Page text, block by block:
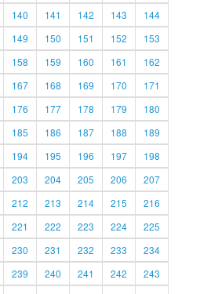
140 141 142 143
144
149 150 151 152
153
158 159 160 161
162
167 168 169 170
171
176 177 178 179
180
185 186 187 188
189
194 195 196 197
198
203 204 205 206
207
212 213 214 215
216
221 222 223 224
225
230 231 232 233
234
239 240 241 242
243